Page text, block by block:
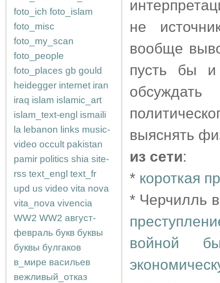
foto_ich foto_islam
foto_misc
foto_my_scan
foto_people
foto_places gb gould
heidegger internet iran
iraq islam islamic_art
islam_text-engl ismaili
la lebanon links music-
video occult pakistan
pamir politics shia site-
rss text_engl text_fr
upd us video vita nova
vita_nova vivencia
WW2 WW2 август-
февраль букв буквы
буквы булгаков
в_мире васильев
вежливый_отказ
не
вообще
пусть бы и
выяснять
из сети:
* короткая
* Черчилль
войной